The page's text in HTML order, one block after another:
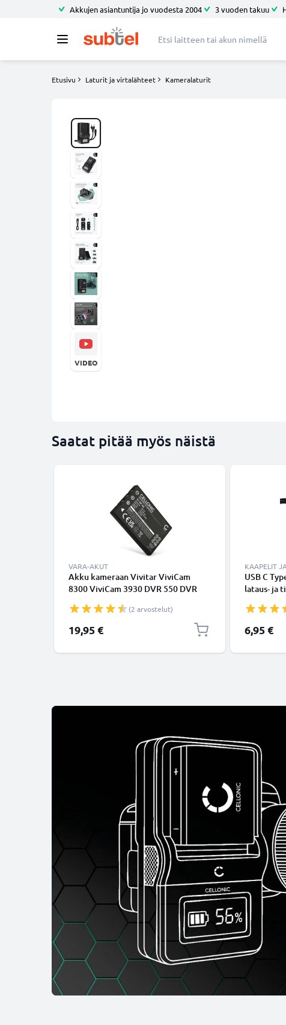
Akkujen asiantuntija jo vuodesta 2004 3 vuoden takuu
Etusivu Laturit ja virtalähteet Kameralaturit
VIDEO
Saatat pitää myös näistä
VARA-AKUT
Akku kameraan Vivitar ViviCam
8300 ViviCam 3930 DVR 550 DVR
(1180mAh, 3.7V) tuotemerkiltä
CELLONIC
(2 arvostelut)
19,95 €
KAAPELIT
USB C
lataus- ja
USB-
6,95 €